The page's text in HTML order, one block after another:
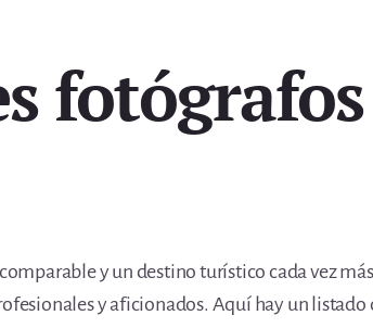
y un destino turístico cada vez
y aficionados. Aquí hay un